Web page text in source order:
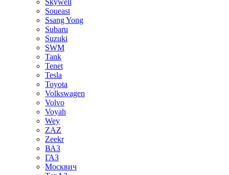
Skywell
Soueast
Ssang Yong
Subaru
Suzuki
SWM
Tank
Tenet
Tesla
Toyota
Volkswagen
Volvo
Voyah
Wey
ZAZ
Zeekr
ВАЗ
ГАЗ
Москвич